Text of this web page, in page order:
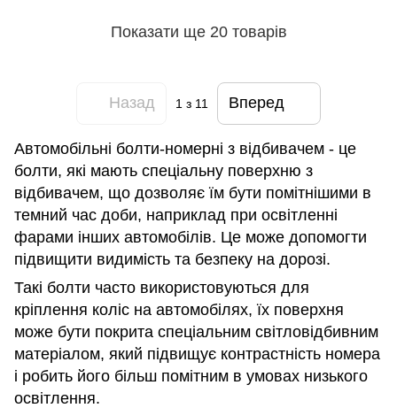
Показати ще 20 товарів
Назад 1 з 11 Вперед
Автомобільні болти-номерні з відбивачем - це
болти, які мають спеціальну поверхню з
відбивачем, що дозволяє їм бути помітнішими в
темний час доби, наприклад при освітленні
фарами інших автомобілів. Це може допомогти
підвищити видимість та безпеку на дорозі.
Такі болти часто використовуються для
кріплення коліс на автомобілях, їх поверхня
може бути покрита спеціальним світловідбивним
матеріалом, який підвищує контрастність номера
і робить його більш помітним в умовах низького
освітлення.